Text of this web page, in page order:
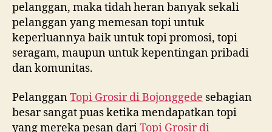
pelanggan, maka tidah heran banyak sekali
pelanggan yang memesan topi untuk
keperluannya baik untuk topi promosi, topi
seragam, maupun untuk kepentingan pribadi
dan komunitas.
PelangganTopi Grosir diBojonggede sebagian
besar sangat puas ketika mendapatkan topi
yang mereka pesan dariTopi Grosir di